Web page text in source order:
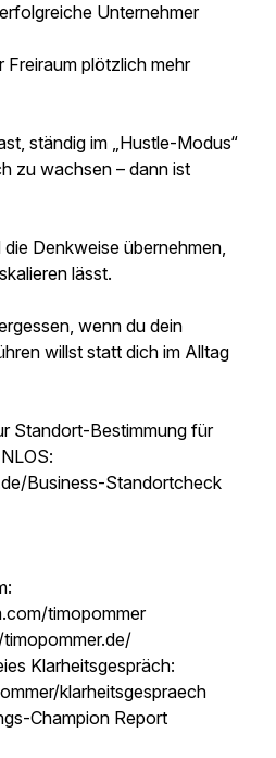
Unternehmer
Freiraum plötzlich mehr
ständig im „Hustle-Modus“
zu wachsen – dann ist
Denkweise übernehmen,
lässt.
wenn du dein
willst statt dich im Alltag
Standort-Bestimmung für
Business-Standortcheck
timopommer
Klarheitsgespräch:
klarheitsgespraech
Champion Report